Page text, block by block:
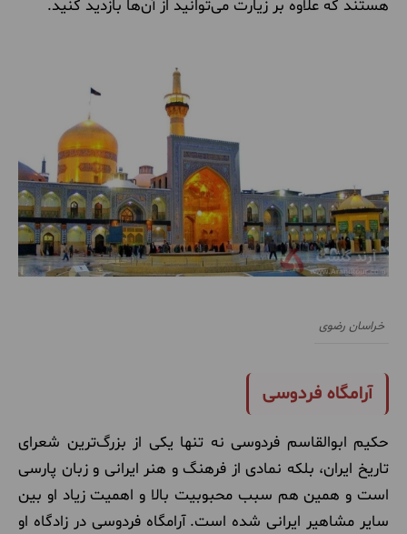
هستند که علاوه بر زیارت می‌توانید از آن‌ها بازدید کنید.
خراسان رضوی
آرامگاه فردوسی
حکیم ابوالقاسم فردوسی نه تنها یکی از بزرگ‌ترین شعرای
تاریخ ایران، بلکه نمادی از فرهنگ و هنر ایرانی و زبان پارسی
است و همین هم سبب محبوبیت بالا و اهمیت زیاد او بین
سایر مشاهیر ایرانی شده است. آرامگاه فردوسی در زادگاه او